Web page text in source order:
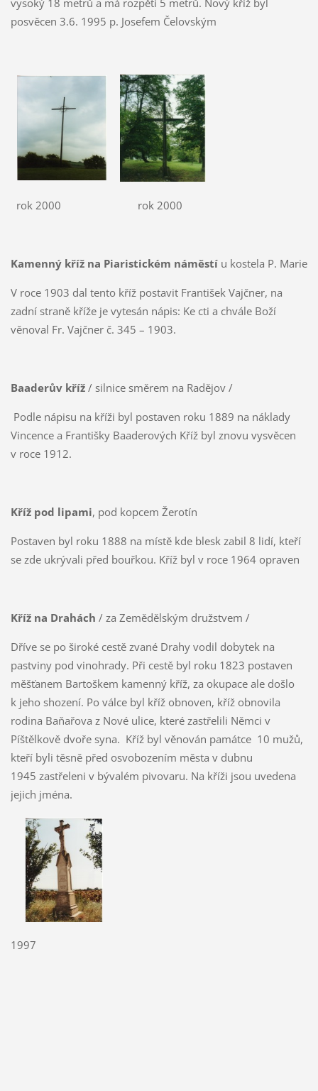
posvěcen 3.6. 1995 p. Josefem Čelovským
rok 2000 rok 2000
Kamenný kříž na Piaristickém náměstíu kostela P. Marie
V roce 1903 dal tento kříž postavit František Vajčner, na
zadní straně kříže je vytesán nápis: Ke cti a chvále Boží
věnoval Fr. Vajčner č. 345 – 1903.
Baaderův kříž/ silnice směrem na Radějov /
Podle nápisu na kříži byl postaven roku 1889 na náklady
Vincence a Františky Baaderových Kříž byl znovu vysvěcen
v roce 1912.
Kříž pod lipami, pod kopcem Žerotín
Postaven byl roku 1888 na místě kde blesk zabil 8 lidí, kteří
se zde ukrývali před bouřkou. Kříž byl v roce 1964 opraven
Kříž na Drahách / za Zemědělským družstvem /
Dříve se po široké cestě zvané Drahy vodil dobytek na
pastviny pod vinohrady. Při cestě byl roku 1823 postaven
měšťanem Bartoškem kamenný kříž, za okupace ale došlo
k jeho shození. Po válce byl kříž obnoven, kříž obnovila
rodina Baňařova z Nové ulice, které zastřelili Němci v
Píštělkově dvoře syna. Kříž byl věnován památce 10 mužů,
kteří byli těsně před osvobozením města v dubnu
1945 zastřeleni v bývalém pivovaru. Na kříži jsou uvedena
jejich jména.
1997